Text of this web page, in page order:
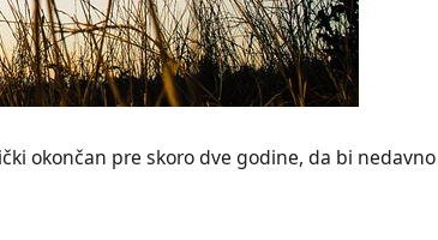
okončan pre skoro dve godine, da bi nedavno